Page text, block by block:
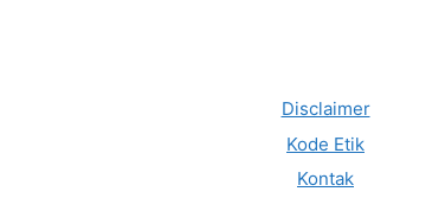
Disclaimer
Kode Etik
Kontak